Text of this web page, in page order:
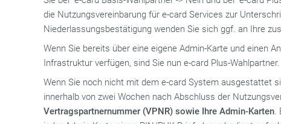
die Nutzungsvereinbarung für e-card Services zur
Niederlassungsbestätigung wenden Sie sich ggf. an Ihre
Wenn Sie bereits über eine eigene Admin-Karte und einen
Infrastruktur verfügen, sind Sie nun e-card Plus-Wahlpartner.
Wenn Sie noch nicht mit dem e-card System ausgestattet
innerhalb von zwei Wochen nach Abschluss der
Vertragspartnernummer (VPNR) sowie Ihre Admin-Karten.